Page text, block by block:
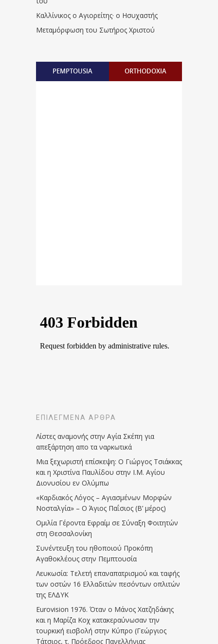
Καλλίνικος ο Αγιορείτης · ο Ησυχαστής
Μεταμόρφωση του Σωτήρος Χριστού
PEMPTOUSIA ORTHODOXIA
ΕΠΙΛΕΓΜΈΝΑ ΆΡΘΡΑ
Λίστες αναμονής στην Αγία Σκέπη για
απεξάρτηση απο τα ναρκωτικά
Μια ξεχωριστή επίσκεψη: Ο Γιώργος Τσιάκκας
και η Χριστίνα Παυλίδου στην Ι.Μ. Αγίου
Διονυσίου εν Ολύμπω
«Καρδιακός Λόγος – Αγιασμένων Μορφών
Νοσταλγία» – Ο Άγιος Παΐσιος (Β’ μέρος)
Ομιλία Γέροντα Εφραίμ σε Σύναξη Φοιτητών
στη Θεσσαλονίκη
Συνέντευξη του ηθοποιού Προκόπη
Αγαθοκλέους στην Πεμπτουσία
Λευκωσία: Τελετή επαναπατρισμού και ταφής
των οστών 16 Ελλαδιτών πεσόντων οπλιτών
της ΕΛΔΥΚ
Eurovision 1976. Όταν ο Μάνος Χατζηδάκης
και η Μαρίζα Κοχ κατακεραύνωσαν την
τουρκική εισβολή στην Κύπρο (Γεώργιος
Τάτσιος, τ. Πρόεδρος Πανελλήνιας